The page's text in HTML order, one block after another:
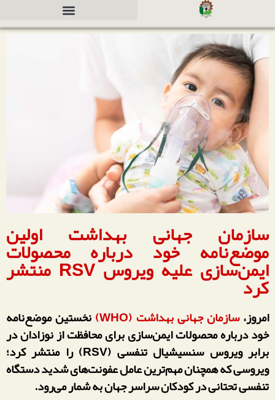
سازمان جهانی بهداشت اولین
موضع‌نامه خود درباره محصولات
ایمن‌سازی علیه ویروس RSV منتشر کرد
امروز،سازمان جهانی بهداشت (WHO) نخستین موضع‌نامه
خود درباره محصولات ایمن‌سازی برای محافظت از نوزادان در
برابر ویروس سنسیشیال تنفسی (RSV) را منتشر کرد؛
ویروسی که همچنان مهم‌ترین عامل عفونت‌های شدید دستگاه
تنفسی تحتانی در کودکان سراسر جهان به شمار می‌رود.